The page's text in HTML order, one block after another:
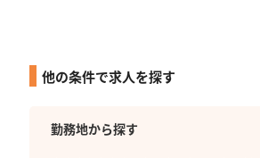
他の条件で求人を探す
勤務地から探す